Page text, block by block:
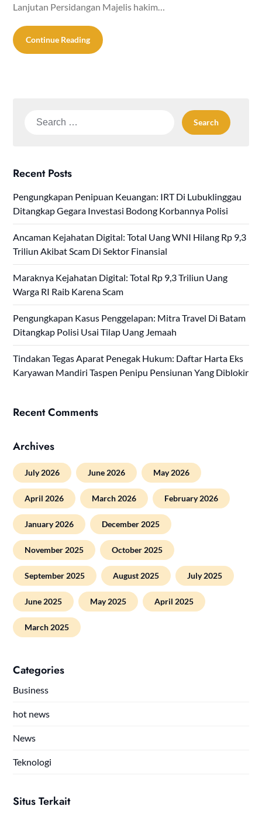
Lanjutan Persidangan Majelis hakim…
Continue Reading
Search
Recent Posts
Pengungkapan Penipuan Keuangan: IRT Di Lubuklinggau
Ditangkap Gegara Investasi Bodong Korbannya Polisi
Ancaman Kejahatan Digital: Total Uang WNI Hilang Rp 9,3
Triliun Akibat Scam Di Sektor Finansial
Maraknya Kejahatan Digital: Total Rp 9,3 Triliun Uang
Warga RI Raib Karena Scam
Pengungkapan Kasus Penggelapan: Mitra Travel Di Batam
Ditangkap Polisi Usai Tilap Uang Jemaah
Tindakan Tegas Aparat Penegak Hukum: Daftar Harta Eks
Karyawan Mandiri Taspen Penipu Pensiunan Yang Diblokir
Recent Comments
Archives
July 2026 June 2026 May 2026
April 2026 March 2026 February 2026
January 2026 December 2025
November 2025 October 2025
September 2025 August 2025 July 2025
June 2025 May 2025 April 2025
March 2025
Categories
Business
hot news
News
Teknologi
Situs Terkait